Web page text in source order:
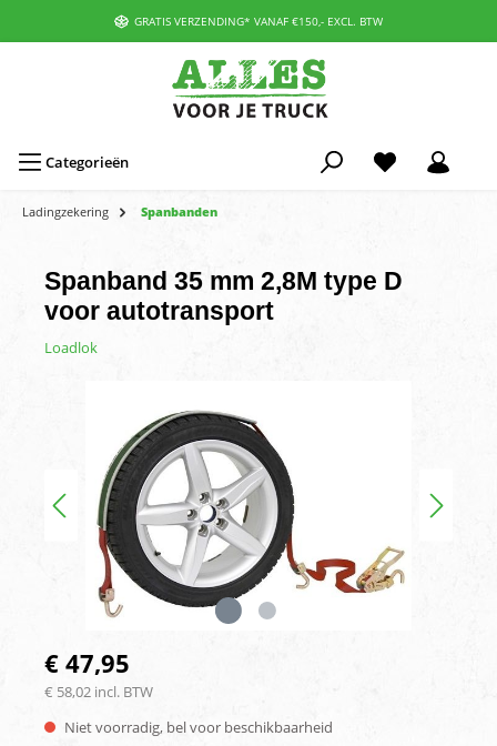
GRATIS VERZENDING* VANAF €150,- EXCL. BTW
Categorieën
Ladingzekering Spanbanden
Spanband 35 mm 2,8M type D
voor autotransport
Loadlok
€ 47,95
€ 58,02 incl. BTW
Niet voorradig, bel voor beschikbaarheid